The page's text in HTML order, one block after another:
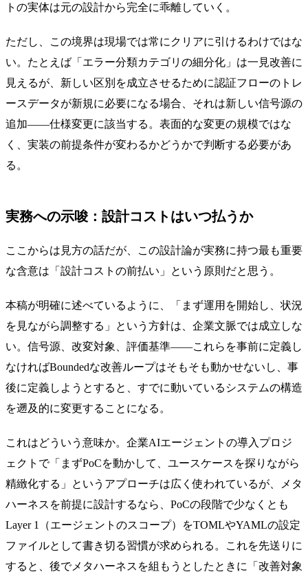
トの実体は元の設計から完全に乖離していく。
ただし、この境界は現場では常にクリアに引けるわけではな
い。たとえば「エラー分類カテゴリの細分化」は一見改善に
見えるが、新しい区別を成立させるために認証フローのトレ
ースデータが新規に必要になる場合、それは新しい信号源の
追加——仕様変更に該当する。表面的な変更の規模ではな
く、実装の前提条件が変わるかどうかで判断する必要があ
る。
実務への示唆：設計コストはいつ払うか
ここからは見方の話だが、この設計論が実務に持つ最も重要
な含意は「設計コストの前払い」という原則だと思う。
本稿が明確に述べているように、「まず運用を開始し、状況
を見ながら調整する」という方針は、企業文脈では成立しな
い。信号源、改変対象、評価基準——これらを事前に定義し
なければBoundedな改善ループはそもそも動かせないし、事
後に定義しようとすると、すでに動いているシステムの構造
を遡及的に変更することになる。
これはどういう意味か。企業AIエージェントの導入プロジ
ェクトで「まずPoCを動かして、ユースケースを探りながら
精緻化する」というアプローチは広く使われているが、メタ
ハーネスを前提に設計するなら、PoCの段階で少なくとも
Layer 1（エージェントのスコープ）をTOMLやYAMLの設定
ファイルとして書き切る習慣が求められる。これを先送りに
すると、後でメタハーネスを組もうとしたときに「改善対象